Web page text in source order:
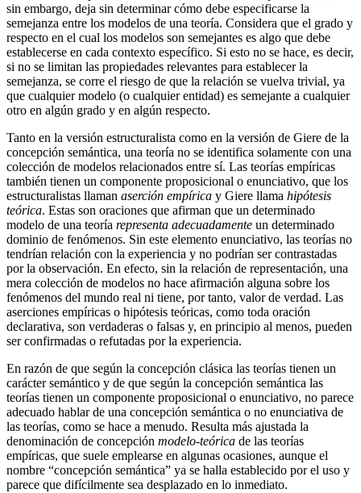
sin embargo, deja sin determinar cómo debe especificarse la
semejanza entre los modelos de una teoría. Considera que el grado y
respecto en el cual los modelos son semejantes es algo que debe
establecerse en cada contexto específico. Si esto no se hace, es decir,
si no se limitan las propiedades relevantes para establecer la
semejanza, se corre el riesgo de que la relación se vuelva trivial, ya
que cualquier modelo (o cualquier entidad) es semejante a cualquier
otro en algún grado y en algún respecto.
Tanto en la versión estructuralista como en la versión de Giere de la
concepción semántica, una teoría no se identifica solamente con una
colección de modelos relacionados entre sí. Las teorías empíricas
también tienen un componente proposicional o enunciativo, que los
estructuralistas llaman aserción empírica y Giere llama hipótesis
teórica. Estas son oraciones que afirman que un determinado
modelo de una teoría representa adecuadamente un determinado
dominio de fenómenos. Sin este elemento enunciativo, las teorías no
tendrían relación con la experiencia y no podrían ser contrastadas
por la observación. En efecto, sin la relación de representación, una
mera colección de modelos no hace afirmación alguna sobre los
fenómenos del mundo real ni tiene, por tanto, valor de verdad. Las
aserciones empíricas o hipótesis teóricas, como toda oración
declarativa, son verdaderas o falsas y, en principio al menos, pueden
ser confirmadas o refutadas por la experiencia.
En razón de que según la concepción clásica las teorías tienen un
carácter semántico y de que según la concepción semántica las
teorías tienen un componente proposicional o enunciativo, no parece
adecuado hablar de una concepción semántica o no enunciativa de
las teorías, como se hace a menudo. Resulta más ajustada la
denominación de concepción modelo-teórica de las teorías
empíricas, que suele emplearse en algunas ocasiones, aunque el
nombre “concepción semántica” ya se halla establecido por el uso y
parece que difícilmente sea desplazado en lo inmediato.